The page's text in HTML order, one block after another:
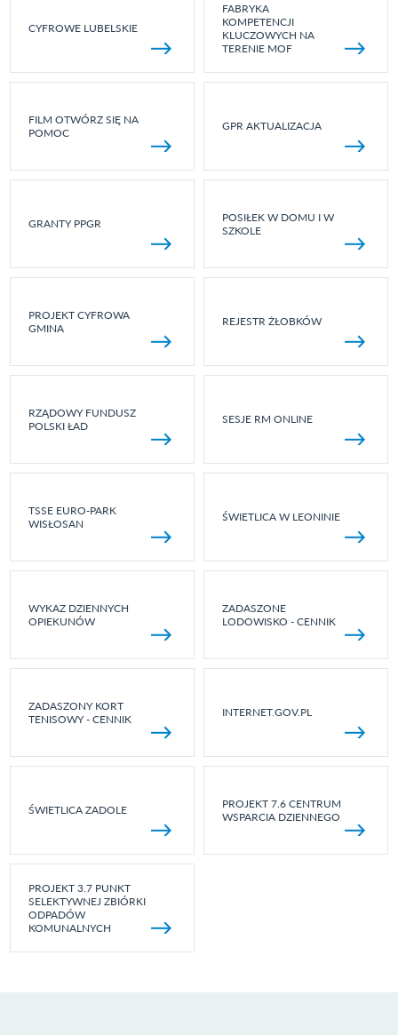
CYFROWE LUBELSKIE
FABRYKA
KOMPETENCJI
KLUCZOWYCH NA
TERENIE MOF
FILM OTWÓRZ SIĘ NA
POMOC
GPR AKTUALIZACJA
GRANTY PPGR
POSIŁEK W DOMU I W
SZKOLE
PROJEKT CYFROWA
GMINA
REJESTR ŻŁOBKÓW
RZĄDOWY FUNDUSZ
POLSKI ŁAD
SESJE RM ONLINE
TSSE EURO-PARK
WISŁOSAN
ŚWIETLICA W LEONINIE
WYKAZ DZIENNYCH
OPIEKUNÓW
ZADASZONE
LODOWISKO - CENNIK
ZADASZONY KORT
TENISOWY - CENNIK
INTERNET.GOV.PL
ŚWIETLICA ZADOLE
PROJEKT 7.6 CENTRUM
WSPARCIA DZIENNEGO
PROJEKT 3.7 PUNKT
SELEKTYWNEJ ZBIÓRKI
ODPADÓW
KOMUNALNYCH